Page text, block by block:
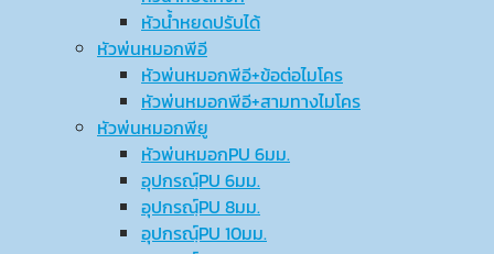
หัวน้ำหยดปรับได้
หัวพ่นหมอกพีอี
หัวพ่นหมอกพีอี+ข้อต่อไมโคร
หัวพ่นหมอกพีอี+สามทางไมโคร
หัวพ่นหมอกพียู
หัวพ่นหมอกPU 6มม.
อุปกรณ์ฺPU 6มม.
อุปกรณ์ฺPU 8มม.
อุปกรณ์ฺPU 10มม.